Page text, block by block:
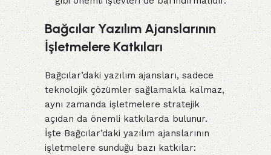
Bağcılar Yazılım Ajanslarının
İşletmelere Katkıları
Bağcılar’daki yazılım ajansları, sadece
teknolojik çözümler sağlamakla kalmaz,
aynı zamanda işletmelere stratejik
açıdan da önemli katkılarda bulunur.
İşte Bağcılar’daki yazılım ajanslarının
işletmelere sunduğu bazı katkılar: